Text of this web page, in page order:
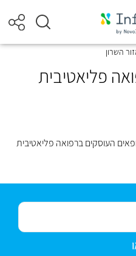
השרון
פליאטיבית
העוסקים ברפואה פליאטיבית